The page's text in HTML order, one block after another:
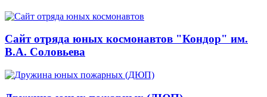
Сайт отряда юных космонавтов "Кондор" им.
В.А. Соловьева